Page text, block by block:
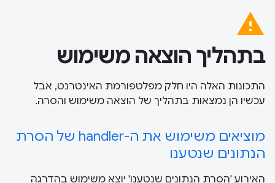
warning
בתהליך הוצאה משימוש
התכונות האלה היו חלק מפלטפורמת האינטרנט, אבל
עכשיו הן נמצאות בתהליך של הוצאה משימוש והסרה.
מוציאים משימוש את ה-handler של הסרת
הנתונים שנטענו
האירוע 'הסרת הנתונים שנטענו' יוצא משימוש בהדרגה